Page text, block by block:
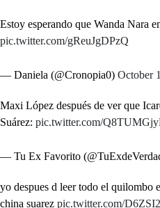
Estoy esperando que Wanda Nara
pic.twitter.com/gReuJgDPzQ
— Daniela (@Cronopia0) October
Maxi López después de ver que
Suárez: pic.twitter.com/
— Tu Ex Favorito
yo despues d leer todo el quilombo
china suarez pic.twitter.com/